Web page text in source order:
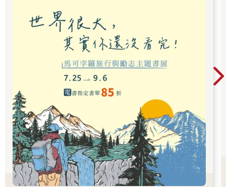
本書將焦點集中在「一個人」的意義，和「一個人」的美好上。
希望本書能夠協助各位讀者不要輕易受到世界的變化所影響，不
要受到他人的影響，踏實而穩健地邁向自己的人生。前言
聽到「一個人」這三個字時，你會產生怎樣的聯想？相信很多人
會想到「孤獨一人」、「孑然一身」或是「自言自語」，會不自
覺地產生一些負面的聯想。
正因為這個原因，很多人害怕孤獨，隨時都希望和他人產生交
集。透過社群網站，覺得自己好像隨時都和別人在一起，或是認
為「朋友」的人數越多越好。
隨時都和別人在一起，就意味著隨時都必須在意他人的眼光，隨
時都把自己和別人進行比較。一旦習慣這種狀態，久而久之，就
會迷失真正的自己，進而迷失自己的人生。
禪語中有「主人公」這個名詞，這和電影或是電視中的「主角」